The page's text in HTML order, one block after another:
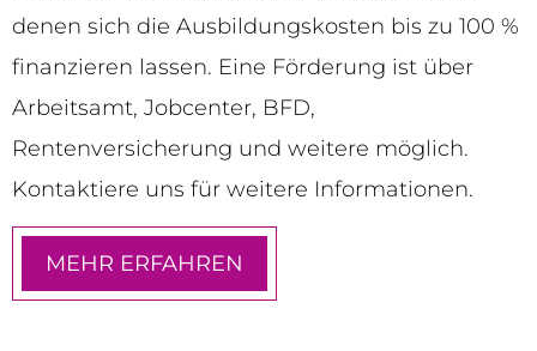
denen sich die Ausbildungskosten bis zu 100 %
finanzieren lassen. Eine Förderung ist über
Arbeitsamt, Jobcenter, BFD,
Rentenversicherung und weitere möglich.
Kontaktiere uns für weitere Informationen.
MEHR ERFAHREN